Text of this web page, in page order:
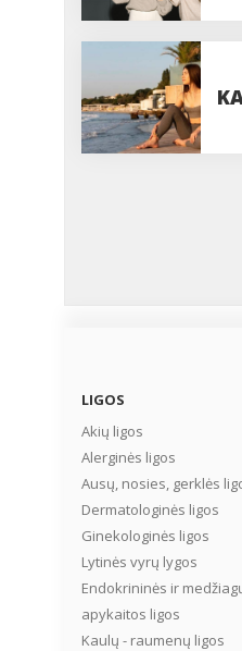
LIGOS
Akių ligos
Alerginės ligos
Ausų, nosies, gerklės
Dermatologinės ligos
Ginekologinės ligos
Lytinės vyrų lygos
Endokrininės ir
apykaitos ligos
Kaulų - raumenų ligos